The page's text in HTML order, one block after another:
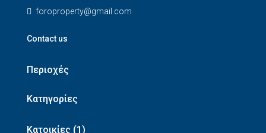
foroproperty@gmail.com
Contact us
Περιοχές
Κατηγορίες
Κατοικίες (1)